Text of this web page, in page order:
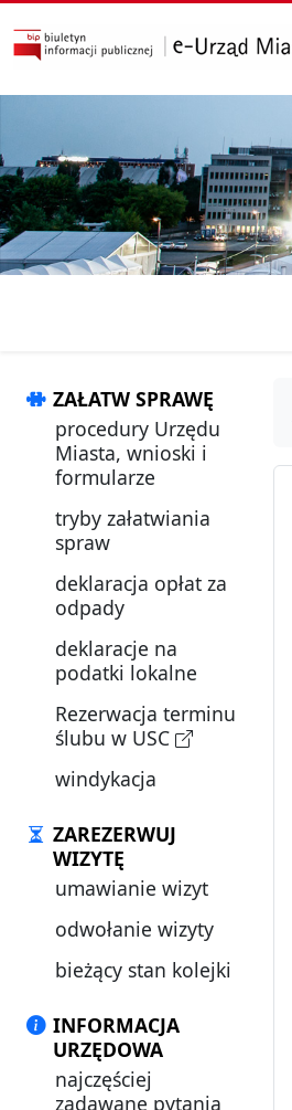
przejdź do głównego menu
ZAŁATW SPRAWĘ
procedury Urzędu
Miasta, wnioski i
formularze
tryby załatwiania
spraw
deklaracja opłat za
odpady
deklaracje na
podatki lokalne
Rezerwacja terminu
ślubu w USC
windykacja
ZAREZERWUJ
WIZYTĘ
umawianie wizyt
odwołanie wizyty
bieżący stan kolejki
INFORMACJA
URZĘDOWA
najczęściej
zadawane pytania